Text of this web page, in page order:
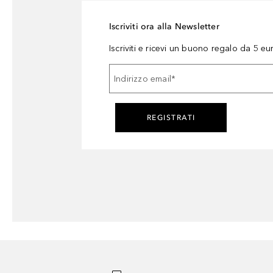
Iscriviti ora alla Newsletter
Iscriviti e ricevi un buono regalo da 5
Indirizzo email *
REGISTRATI